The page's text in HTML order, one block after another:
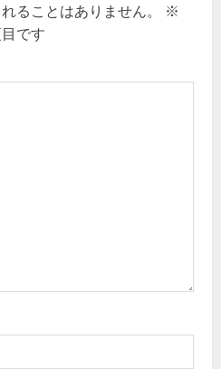
ることはありません。
※
です